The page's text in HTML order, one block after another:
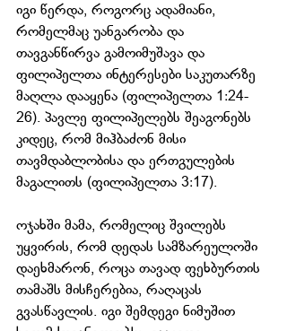
იგი წერდა, როგორც ადამიანი,
რომელმაც უანგარობა და
თავგანწირვა გამოიმუშავა და
ფილიპელთა ინტერესები საკუთარზე
მაღლა დააყენა (ფილიპელთა 1:24-
26). პავლე ფილიპელებს შეაგონებს
კიდეც, რომ მიჰბაძონ მისი
თავმდაბლობისა და ერთგულების
მაგალითს (ფილიპელთა 3:17).
ოჯახში მამა, რომელიც შვილებს
უყვირის, რომ დედას სამზარეულოში
დაეხმარონ, როცა თავად ფეხბურთის
თამაშს მისჩერებია, რაღაცას
გვასწავლის. იგი შემდეგი ნიმუშით